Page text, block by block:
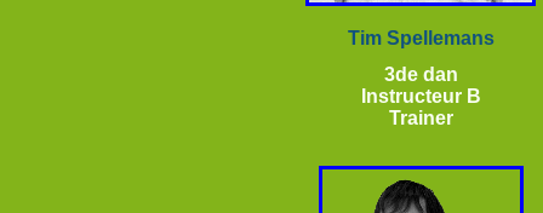
Tim Spellemans
3de dan
Instructeur B
Trainer